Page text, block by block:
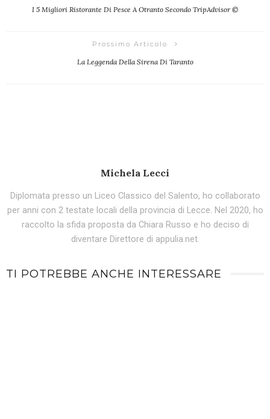
I 5 Migliori Ristorante Di Pesce A Otranto Secondo TripAdvisor ©
Prossimo Articolo
La Leggenda Della Sirena Di Taranto
Michela Lecci
Diplomata presso un Liceo Classico del Salento, ho collaborato
per anni con 2 testate locali della provincia di Lecce. Nel 2020, ho
raccolto la sfida proposta da Chiara Russo e ho deciso di
diventare Direttore di appulia.net.
TI POTREBBE ANCHE INTERESSARE